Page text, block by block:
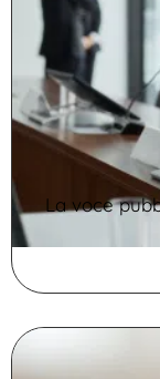
La voce